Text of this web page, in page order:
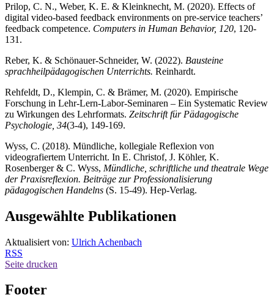
Prilop, C. N., Weber, K. E. & Kleinknecht, M. (2020). Effects of
digital video-based feedback environments on pre-service teachers’
feedback competence. Computers in Human Behavior, 120, 120-
131.
Reber, K. & Schönauer-Schneider, W. (2022). Bausteine
sprachheilpädagogischen Unterrichts. Reinhardt.
Rehfeldt, D., Klempin, C. & Brämer, M. (2020). Empirische
Forschung in Lehr-Lern-Labor-Seminaren – Ein Systematic Review
zu Wirkungen des Lehrformats. Zeitschrift für Pädagogische
Psychologie, 34(3-4), 149-169.
Wyss, C. (2018). Mündliche, kollegiale Reflexion von
videografiertem Unterricht. In E. Christof, J. Köhler, K.
Rosenberger & C. Wyss, Mündliche, schriftliche und theatrale Wege
der Praxisreflexion. Beiträge zur Professionalisierung
pädagogischen Handelns (S. 15-49). Hep-Verlag.
Ausgewählte Publikationen
Aktualisiert von: Ulrich Achenbach
RSS
Seite drucken
Footer